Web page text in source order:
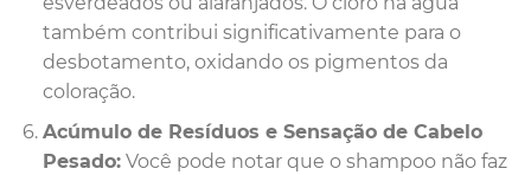
também contribui significativamente para o
desbotamento, oxidando os pigmentos da
coloração.
Acúmulo de Resíduos e Sensação de Cabelo
Pesado:Você pode notar que o shampoo não faz